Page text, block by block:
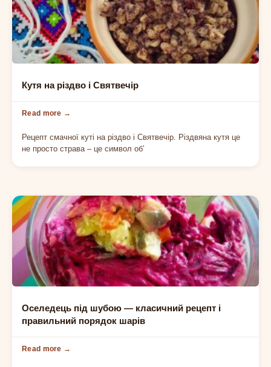
СТРАВИ НА РІЗДВО
Кутя на різдво і Святвечір
Рецепт смачної куті на різдво і Святвечір. Різдвяна кутя це
не просто страва – це символ об’
СВЯТКОВИЙ САЛАТ
Оселедець під шубою — класичний рецепт і
правильний порядок шарів